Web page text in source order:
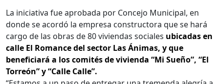
La iniciativa fue aprobada por Concejo Municipal, en
donde se acordó la empresa constructora que se hará
cargo de las obras de 80 viviendas sociales ubicadas en
calle El Romance del sector Las Ánimas, y que
beneficiará a los comités de vivienda “Mi Sueño”, “El
Torreón” y “Calle Calle”.